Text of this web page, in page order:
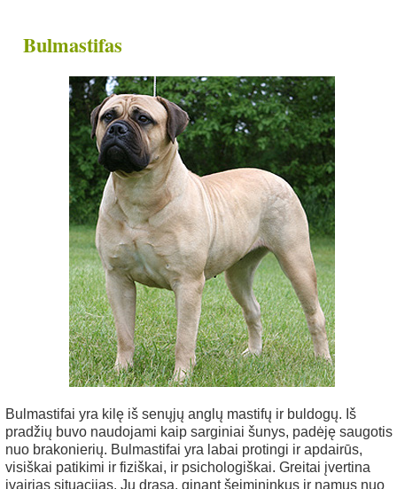
Bulmastifas
Bulmastifai yra kilę iš senųjų anglų mastifų ir buldogų. Iš
pradžių buvo naudojami kaip sarginiai šunys, padėję saugotis
nuo brakonierių. Bulmastifai yra labai protingi ir apdairūs,
visiškai patikimi ir fiziškai, ir psichologiškai. Greitai įvertina
įvairias situacijas. Jų drąsa, ginant šeimininkus ir namus nuo